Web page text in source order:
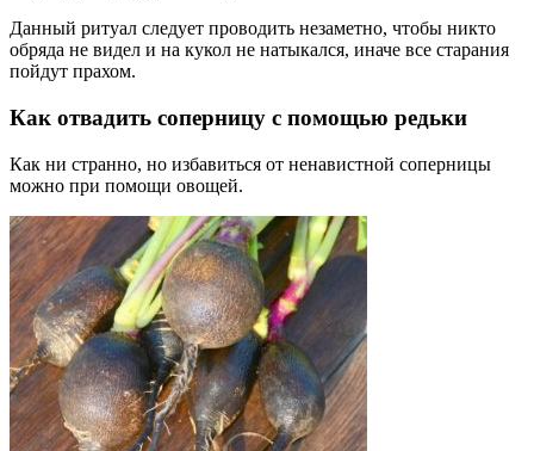
Данный ритуал следует проводить незаметно, чтобы никто
обряда не видел и на кукол не натыкался, иначе все старания
пойдут прахом.
Как отвадить соперницу с помощью редьки
Как ни странно, но избавиться от ненавистной соперницы
можно при помощи овощей.